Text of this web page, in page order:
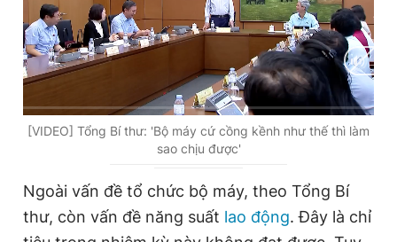
u u
[VIDEO] Tổng Bí thư: 'Bộ máy cứ cồng kềnh như thế thì làm
sao chịu được'
Ngoài vấn đề tổ chức bộ máy, theo Tổng Bí
thư, còn vấn đề năng suất lao động. Đây là chỉ